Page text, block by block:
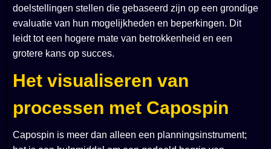
doelstellingen stellen die gebaseerd zijn op een grondige
evaluatie van hun mogelijkheden en beperkingen. Dit
leidt tot een hogere mate van betrokkenheid en een
grotere kans op succes.
Het visualiseren van
processen met Capospin
Capospin is meer dan alleen een planningsinstrument;